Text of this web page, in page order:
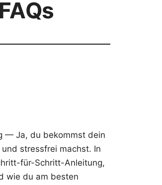
— Ja, du bekommst dein
stressfrei machst. In
für-Schritt-Anleitung,
wie du am besten